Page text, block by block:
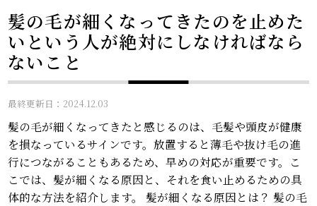
髪の毛が細くなってきたのを止めた
いという人が絶対にしなければなら
ないこと
最終更新日：2024.12.03
髪の毛が細くなってきたと感じるのは、毛髪や頭皮が健康
を損なっているサインです。放置すると薄毛や抜け毛の進
行につながることもあるため、早めの対応が重要です。こ
こでは、髪が細くなる原因と、それを食い止めるための具
体的な方法を紹介します。 髪が細くなる原因とは？ 髪の毛